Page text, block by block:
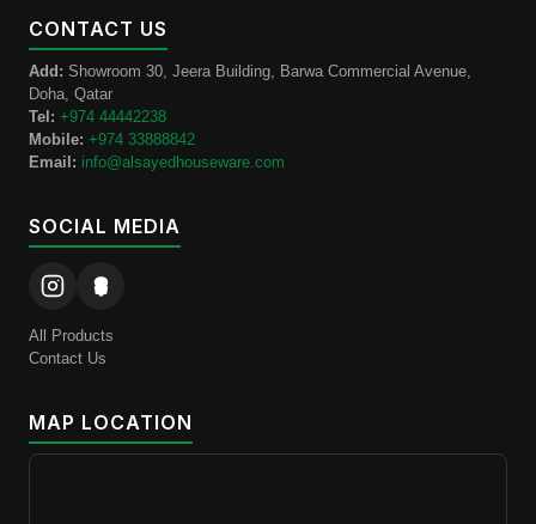
CONTACT US
Add: Showroom 30, Jeera Building, Barwa Commercial Avenue,
Doha, Qatar
Tel: +974 44442238
Mobile: +974 33888842
Email: info@alsayedhouseware.com
SOCIAL MEDIA
All Products
Contact Us
MAP LOCATION